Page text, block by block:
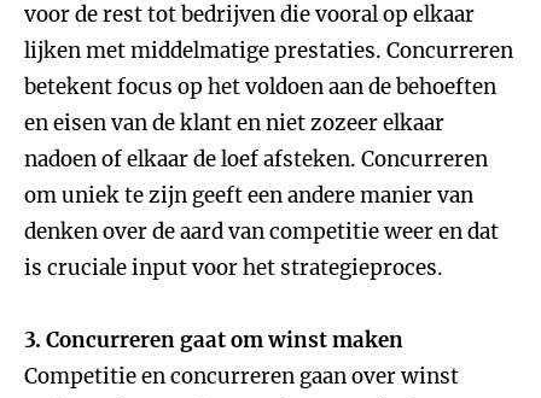
voor de rest tot bedrijven die vooral op elkaar
lijken met middelmatige prestaties. Concurreren
betekent focus op het voldoen aan de behoeften
en eisen van de klant en niet zozeer elkaar
nadoen of elkaar de loef afsteken. Concurreren
om uniek te zijn geeft een andere manier van
denken over de aard van competitie weer en dat
is cruciale input voor het strategieproces.
3. Concurreren gaat om winst maken
Competitie en concurreren gaan over winst